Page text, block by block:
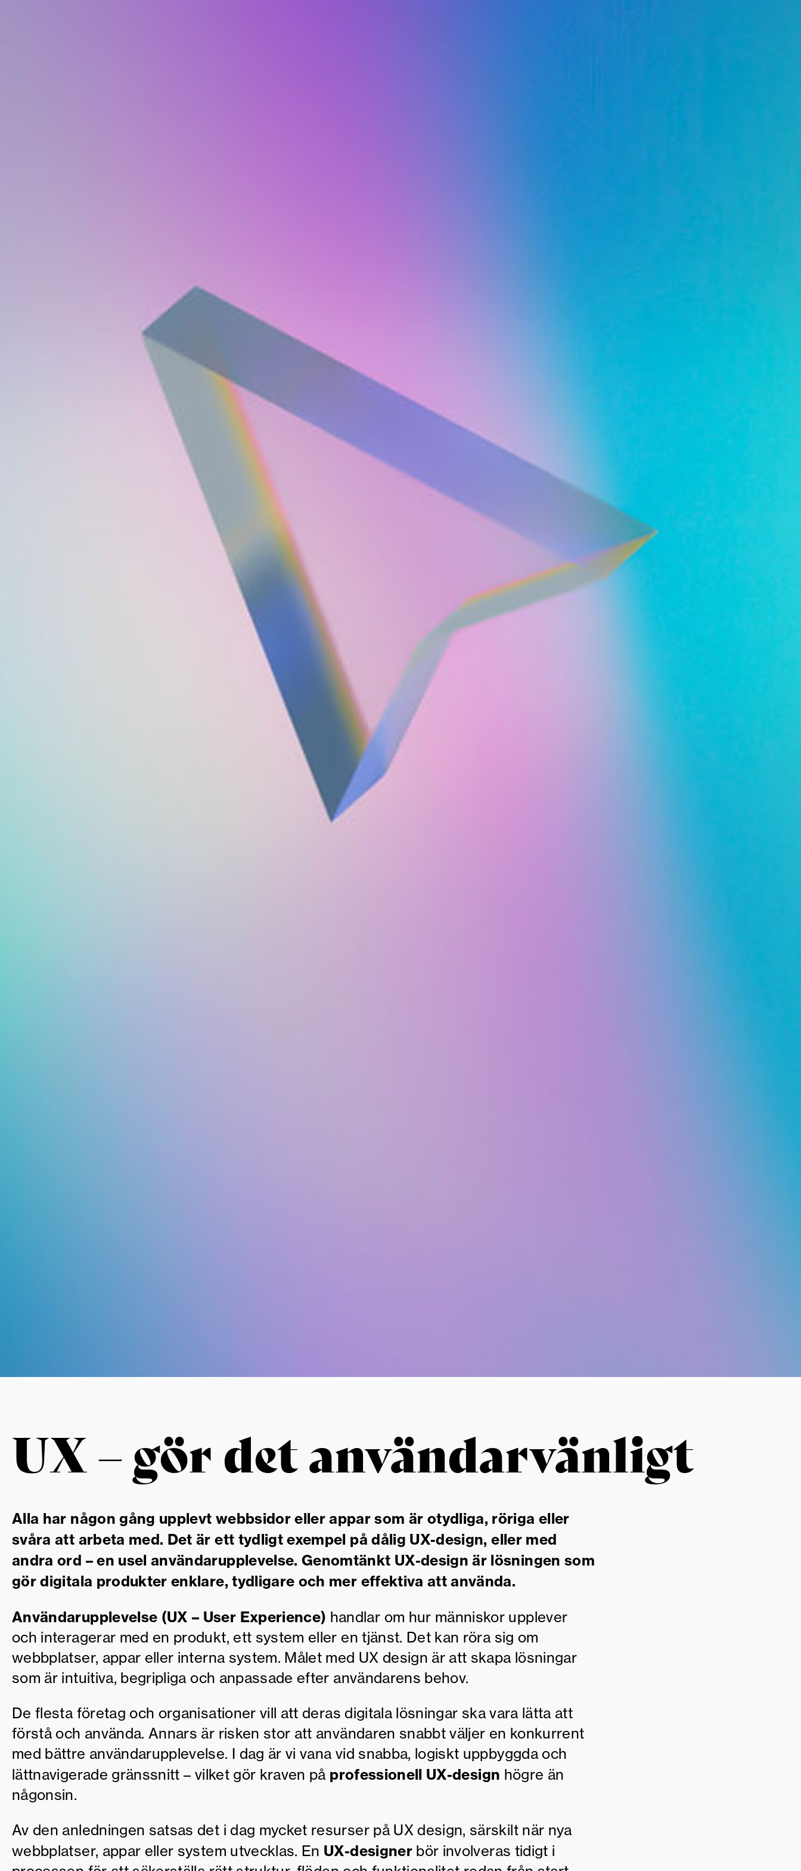
UX – gör det användarvänligt
Alla har någon gång upplevt webbsidor eller appar som är otydliga, röriga eller
svåra att arbeta med. Det är ett tydligt exempel pådålig UX-design, eller med
andra ord – en usel användarupplevelse. Genomtänkt UX-design är lösningen som
gör digitala produkter enklare, tydligare och mer effektiva att använda.
Användarupplevelse (UX – User Experience) handlar om hur människor upplever
och interagerar med en produkt, ett system eller en tjänst. Det kan röra sig om
webbplatser, appar eller interna system. Målet med UX design är att skapa lösningar
som är intuitiva, begripliga och anpassade efter användarens behov.
De flesta företag och organisationer vill att deras digitala lösningar ska vara lätta att
förstå och använda. Annars är risken stor att användaren snabbt väljer en konkurrent
med bättre användarupplevelse. I dag är vi vana vid snabba, logiskt uppbyggda och
lättnavigerade gränssnitt – vilket gör kraven på professionell UX-design högre än
någonsin.
Av den anledningen satsas det i dag mycket resurser på UX design, särskilt när nya
webbplatser, appar eller system utvecklas. En UX-designerbör involveras tidigt i